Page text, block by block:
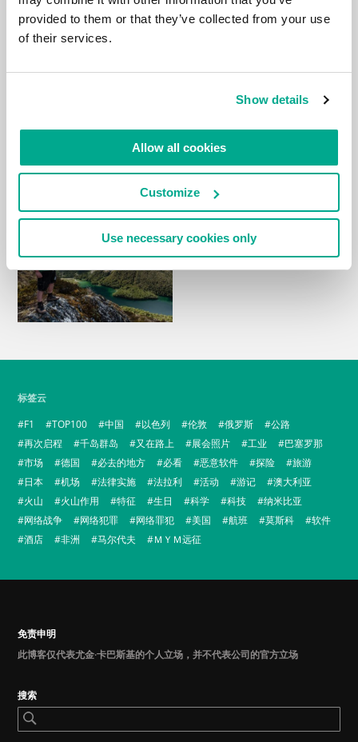
provided to them or that they’ve collected from your use
of their services.
Show details
Allow all cookies
Customize
Use necessary cookies only
标签云
F1
TOP100 中国 以色列 伦敦 俄罗斯
公路
再次启程
千岛群岛 又在路上 展会照片 工业
巴塞罗那
市场
德国 必去的地方 必看 恶意软件 探险
旅游
日本
机场 法律实施 法拉利 活动 游记
澳大利亚
火山
火山作用 特征 生日 科学 科技
纳米比亚
网络战争
网络犯罪 网络罪犯 美国 航班 莫斯科
软件
酒店
非洲 马尔代夫 ＭＹＭ远征
免责申明
此博客仅代表尤金·卡巴斯基的个人立场，并不代表公司的官方立场
搜索